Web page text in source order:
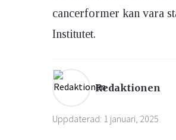
Ögon & Öron
cancerformer kan vara
Institutet.
Redaktionen
Uppdaterad: 1 januari, 2025